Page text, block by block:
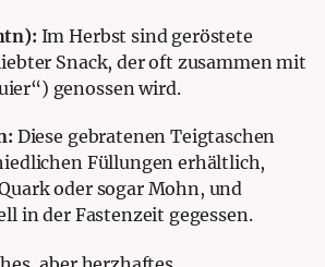
Im Herbst sind geröstete
Snack, der oft zusammen mit
genossen wird.
Diese gebratenen Teigtaschen
Füllungen erhältlich,
oder sogar Mohn, und
in der Fastenzeit gegessen.